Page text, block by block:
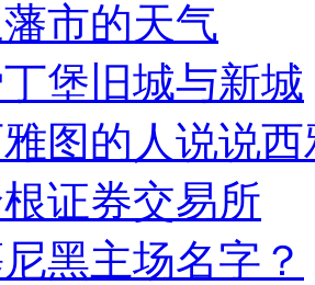
市的天气
堡旧城与新城
图的人说说
证券交易所
黑主场名字？